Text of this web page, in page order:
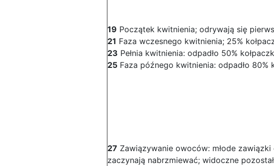
19 Początek kwitnienia; odrywają się
21 Faza wczesnego kwitnienia; 25%
23 Pełnia kwitnienia: odpadło 50%
25 Faza późnego kwitnienia: odpadło 80%
27 Zawiązywanie owoców: młode
zaczynają nabrzmiewać; widoczne